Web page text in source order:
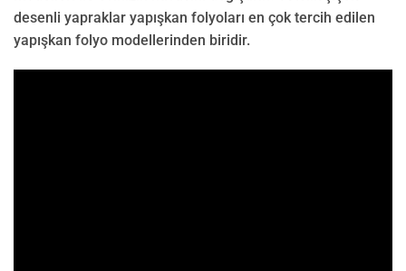
desenli yapraklar yapışkan folyoları en çok tercih edilen
yapışkan folyo modellerinden biridir.